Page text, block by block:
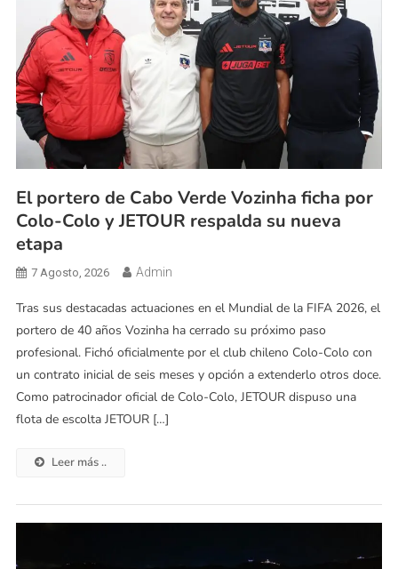
El portero de Cabo Verde Vozinha ficha por
Colo-Colo y JETOUR respalda su nueva
etapa
7 Agosto, 2026 Admin
Tras sus destacadas actuaciones en el Mundial de la FIFA 2026, el
portero de 40 años Vozinha ha cerrado su próximo paso
profesional. Fichó oficialmente por el club chileno Colo-Colo con
un contrato inicial de seis meses y opción a extenderlo otros doce.
Como patrocinador oficial de Colo-Colo, JETOUR dispuso una
flota de escolta JETOUR […]
Leer más ..